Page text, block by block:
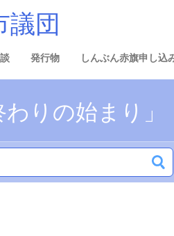
議団
発行物 しんぶん赤旗申し込
りの始まり」